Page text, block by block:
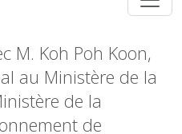
M. Koh Poh Koon,
au Ministère de la
de la
de